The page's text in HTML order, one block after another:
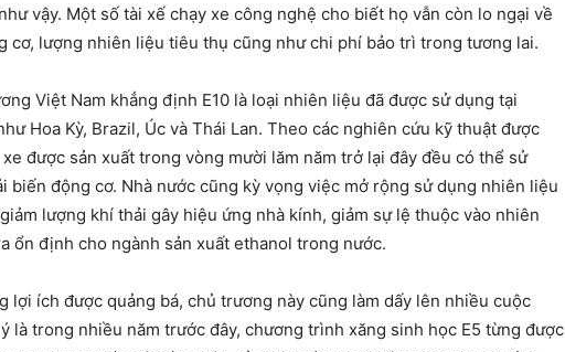
vậy. Một số tài xế chạy xe công nghệ cho biết họ vẫn còn lo ngại về
cơ, lượng nhiên liệu tiêu thụ cũng như chi phí bảo trì trong tương lai.
Việt Nam khẳng định E10 là loại nhiên liệu đã được sử dụng tại
Hoa Kỳ, Brazil, Úc và Thái Lan. Theo các nghiên cứu kỹ thuật được
được sản xuất trong vòng mười lăm năm trở lại đây đều có thể sử
biến động cơ. Nhà nước cũng kỳ vọng việc mở rộng sử dụng nhiên liệu
lượng khí thải gây hiệu ứng nhà kính, giảm sự lệ thuộc vào nhiên
ổn định cho ngành sản xuất ethanol trong nước.
lợi ích được quảng bá, chủ trương này cũng làm dấy lên nhiều cuộc
là trong nhiều năm trước đây, chương trình xăng sinh học E5 từng được